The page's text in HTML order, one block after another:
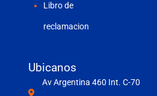
Libro de
reclamacion
Ubicanos
Av Argentina 460 Int. C-70